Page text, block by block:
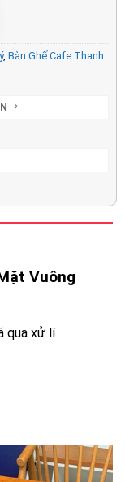
, Bàn Ghế Cafe Thanh
Vuông
qua xử lí